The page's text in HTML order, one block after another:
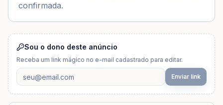
confirmada.
Sou o dono deste anúncio
Receba um link mágico no e-mail cadastrado para editar.
Enviar link